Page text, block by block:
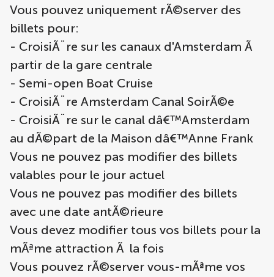
Vous pouvez uniquement rÃ©server des
billets pour:
- CroisiÃ¨re sur les canaux d'Amsterdam Ã
partir de la gare centrale
- Semi-open Boat Cruise
- CroisiÃ¨re Amsterdam Canal SoirÃ©e
- CroisiÃ¨re sur le canal dâ€™Amsterdam
au dÃ©part de la Maison dâ€™Anne Frank
Vous ne pouvez pas modifier des billets
valables pour le jour actuel
Vous ne pouvez pas modifier des billets
avec une date antÃ©rieure
Vous devez modifier tous vos billets pour la
mÃªme attraction Ã la fois
Vous pouvez rÃ©server vous-mÃªme vos